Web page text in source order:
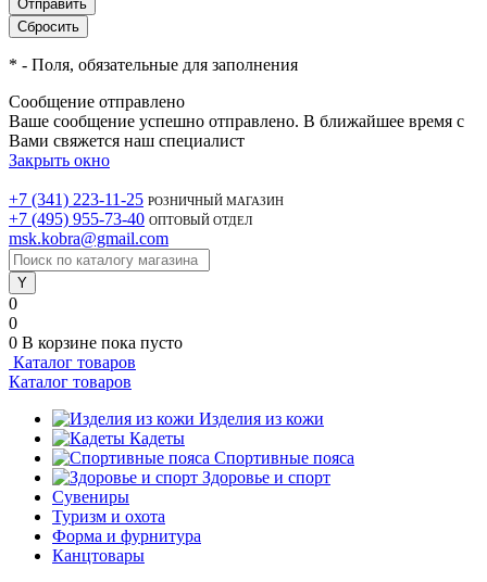
* - Поля, обязательные для заполнения
Сообщение отправлено
Ваше сообщение успешно отправлено. В ближайшее время с
Вами свяжется наш специалист
Закрыть окно
+7 (341) 223-11-25 РОЗНИЧНЫЙ МАГАЗИН
+7 (495) 955-73-40 ОПТОВЫЙ ОТДЕЛ
msk.kobra@gmail.com
0
0
0 В корзине пока пусто
Каталог товаров
Каталог товаров
Изделия из кожи
Кадеты
Спортивные пояса
Здоровье и спорт
Сувениры
Туризм и охота
Форма и фурнитура
Канцтовары